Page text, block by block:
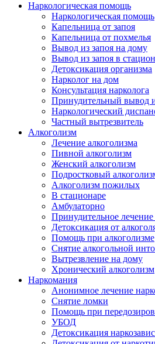
Наркологическая помощь
Наркологическая помощь
Капельница от запоя
Капельница от похмелья
Вывод из запоя на дому
Вывод из запоя в
Детоксикация организма
Нарколог на дом
Консультация нарколога
Принудительный вывод
Наркологический
Частный вытрезвитель
Алкоголизм
Лечение алкоголизма
Пивной алкоголизм
Женский алкоголизм
Подростковый
Алкоголизм пожилых
В стационаре
Амбулаторно
Принудительное лечение
Детоксикация от
Помощь при алкоголизме
Снятие алкогольной
Вытрезвление на дому
Хронический алкоголизм
Наркомания
Анонимное лечение
Снятие ломки
Помощь при
УБОД
Детоксикация